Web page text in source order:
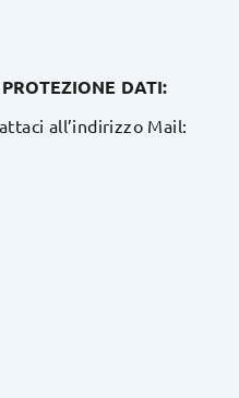
DATI:
all’indirizzo Mail: